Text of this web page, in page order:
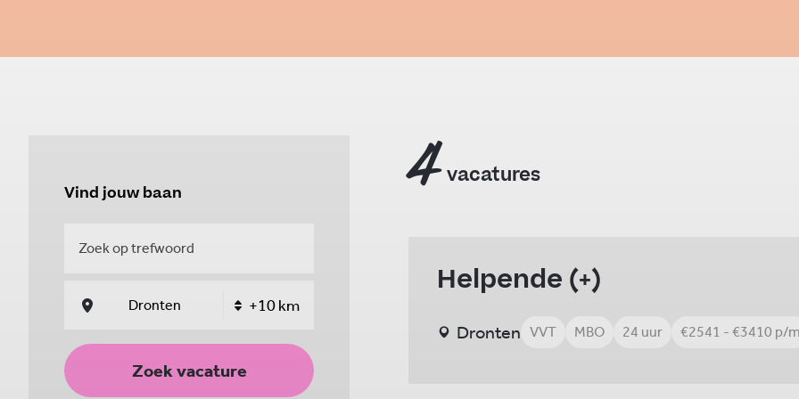
Vind jouw baan
Zoek vacature
4vacatures
Helpende (+)
Dronten VVT MBO 24 uur €2541 - €3410 p/m